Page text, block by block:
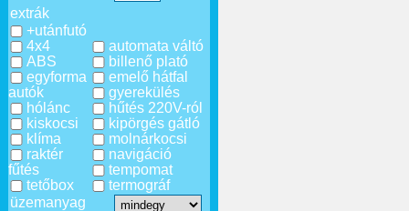
extrák
+utánfutó
4x4
ABS
egyforma
autók
hólánc
kiskocsi
klíma
raktér
fűtés
tetőbox
automata váltó
billenő plató
emelő hátfal
gyerekülés
hűtés 220V-ról
kipörgés gátló
molnárkocsi
navigáció
tempomat
termográf
üzemanyag